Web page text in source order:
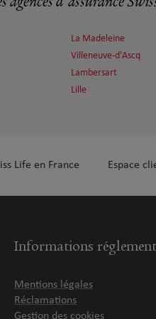
La Madeleine
Villeneuve-d'Ascq
Lambersart
Lille
Life en France Espace
Informations
Mentions légales
Réclamations
Gestion des cookies